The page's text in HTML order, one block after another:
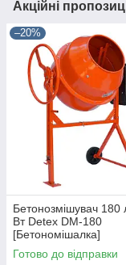
Акційні
–20%
Бетонозмішувач 180
Вт Detex DM-180
[Бетономішалка]
Готово до відправки